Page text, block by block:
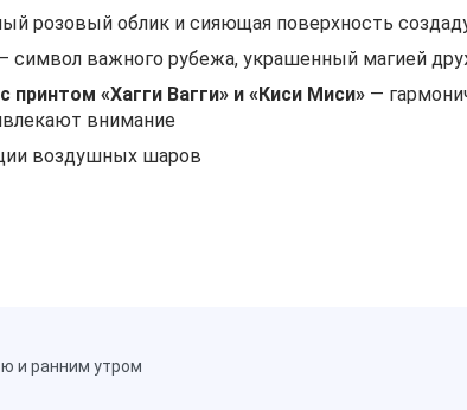
розовый облик и сияющая поверхность
символ важного рубежа, украшенный магией
«Хагги Вагги» и «Киси Миси» —
внимание
воздушных шаров
и ранним утром